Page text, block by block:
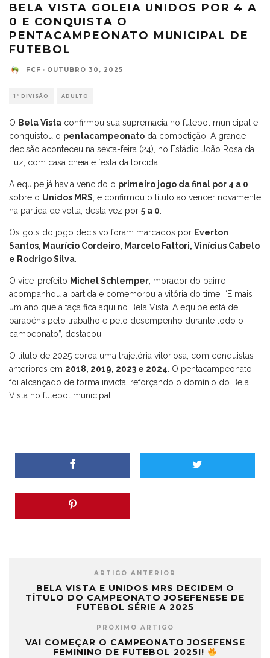
BELA VISTA GOLEIA UNIDOS POR 4 A
0 E CONQUISTA O
PENTACAMPEONATO MUNICIPAL DE
FUTEBOL
FCF · OUTUBRO 30, 2025
1ª DIVISÃO ADULTO
O Bela Vista confirmou sua supremacia no futebol municipal e
conquistou o pentacampeonato da competição. A grande
decisão aconteceu na sexta-feira (24), no Estádio João Rosa da
Luz, com casa cheia e festa da torcida.
A equipe já havia vencido o primeiro jogo da final por 4 a 0
sobre o Unidos MRS , e confirmou o título ao vencer novamente
na partida de volta, desta vez por 5 a 0
Os gols do jogo decisivo foram marcados por Everton
Santos, Maurício Cordeiro, Marcelo Fattori, Vinícius Cabelo
e Rodrigo Silva
O vice-prefeito Michel Schlemper , morador do bairro,
acompanhou a partida e comemorou a vitória do time. “É mais
um ano que a taça fica aqui no Bela Vista. A equipe está de
parabéns pelo trabalho e pelo desempenho durante todo o
campeonato”, destacou.
O título de 2025 coroa uma trajetória vitoriosa, com conquistas
anteriores em 2018, 2019, 2023 e 2024 . O pentacampeonato
foi alcançado de forma invicta, reforçando o domínio do Bela
Vista no futebol municipal.
ARTIGO ANTERIOR
BELA VISTA E UNIDOS MRS DECIDEM O
TÍTULO DO CAMPEONATO JOSEFENESE DE
FUTEBOL SÉRIE A 2025
PRÓXIMO ARTIGO
VAI COMEÇAR O CAMPEONATO JOSEFENSE
FEMININO DE FUTEBOL 2025I!